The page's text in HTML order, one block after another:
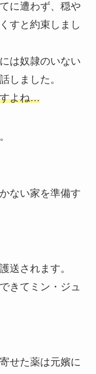
に遭わず、穏や
すと約束しまし
は奴隷のいない
しました。
すよね…
ない家を準備す
送されます。
きてミン・ジュ
せた薬は元嬪に